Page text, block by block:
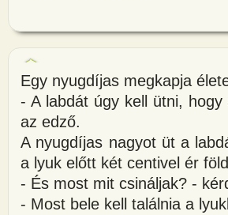
Egy nyugdíjas megkapja
- A labdát úgy kell ütni,
az edző.
A nyugdíjas nagyot üt a
a lyuk előtt két centivel ér
- És most mit csináljak? -
- Most bele kell találnia a